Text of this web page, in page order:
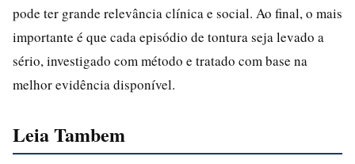
pode ter grande relevância clínica e social. Ao final, o mais
importante é que cada episódio de tontura seja levado a
sério, investigado com método e tratado com base na
melhor evidência disponível.
Leia Tambem